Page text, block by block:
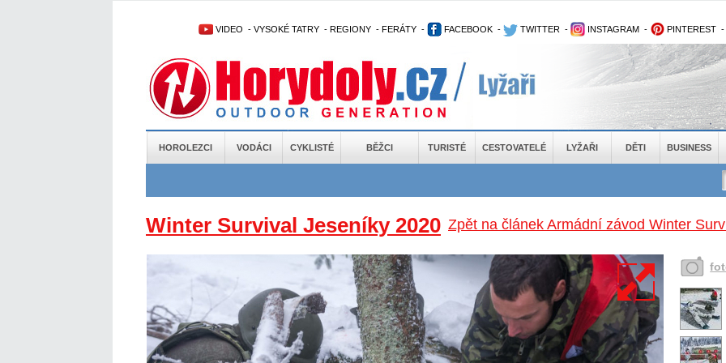
VIDEO - VYSOKÉ TATRY - REGIONY - FERÁTY - FACEBOOK - TWITTER - INSTAGRAM - PINTEREST -
HOROLEZCI VODÁCI CYKLISTÉ BĚŽCI TURISTÉ CESTOVATELÉ LYŽAŘI DĚTI BUSINESS
Zpět na článek Armádní závod Winter
Winter Survival Jeseníky 2020